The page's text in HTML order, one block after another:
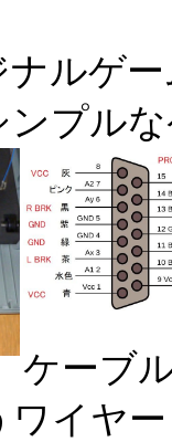
ルゲ
ンプル
ケーブ
イヤ